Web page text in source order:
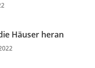
Häuser heran